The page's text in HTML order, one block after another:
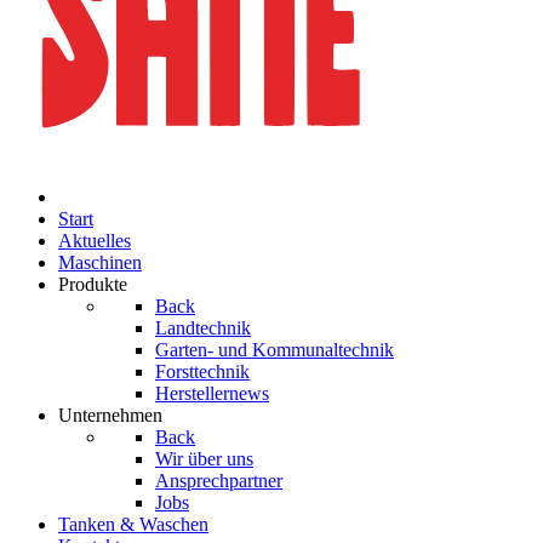
Start
Aktuelles
Maschinen
Produkte
Back
Landtechnik
Garten- und Kommunaltechnik
Forsttechnik
Herstellernews
Unternehmen
Back
Wir über uns
Ansprechpartner
Jobs
Tanken & Waschen